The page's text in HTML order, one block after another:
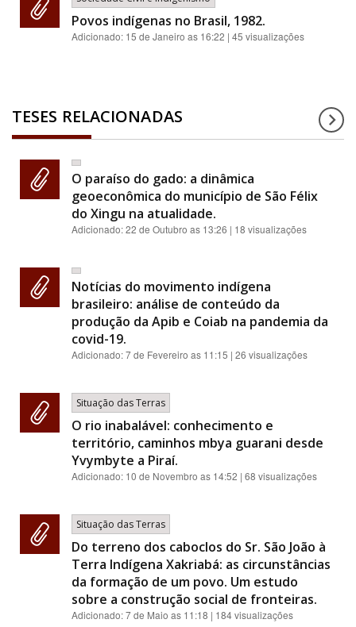
Povos indígenas no Brasil, 1982.
Adicionado: 15 de Janeiro as 16:22 | 45 visualizações
TESES RELACIONADAS
O paraíso do gado: a dinâmica
geoeconômica do município de São Félix
do Xingu na atualidade.
Adicionado:22 de Outubro as 13:26 | 18 visualizações
Notícias do movimento indígena
brasileiro: análise de conteúdo da
produção da Apib e Coiab na pandemia da
covid-19.
Adicionado:7 de Fevereiro as 11:15 | 26 visualizações
Situação das Terras
O rio inabalável: conhecimento e
território, caminhos mbya guarani desde
Yvymbyte a Piraí.
Adicionado: 10 de Novembro as 14:52 | 68 visualizações
Situação das Terras
Do terreno dos caboclos do Sr. São João à
Terra Indígena Xakriabá: as circunstâncias
da formação de um povo. Um estudo
sobre a construção social de fronteiras.
Adicionado:7 de Maio as 11:18 | 184 visualizações